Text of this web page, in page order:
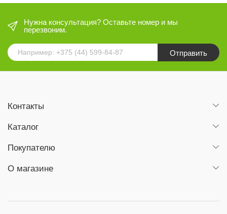
Нужна консультация? Оставьте номер и мы
перезвоним.
Отправить
Контакты
Каталог
Покупателю
О магазине